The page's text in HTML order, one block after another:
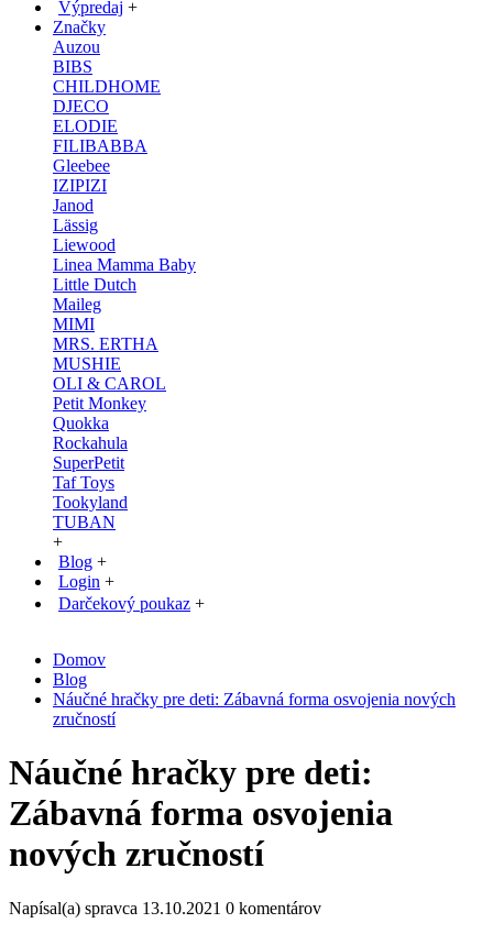
Výpredaj +
Značky
Auzou
BIBS
CHILDHOME
DJECO
ELODIE
FILIBABBA
Gleebee
IZIPIZI
Janod
Lässig
Liewood
Linea Mamma Baby
Little Dutch
Maileg
MIMI
MRS. ERTHA
MUSHIE
OLI & CAROL
Petit Monkey
Quokka
Rockahula
SuperPetit
Taf Toys
Tookyland
TUBAN
+
Blog +
Login +
Darčekový poukaz +
Domov
Blog
Náučné hračky pre deti: Zábavná forma osvojenia nových
zručností
Náučné hračky pre deti:
Zábavná forma osvojenia
nových zručností
Napísal(a) spravca 13.10.2021 0 komentárov